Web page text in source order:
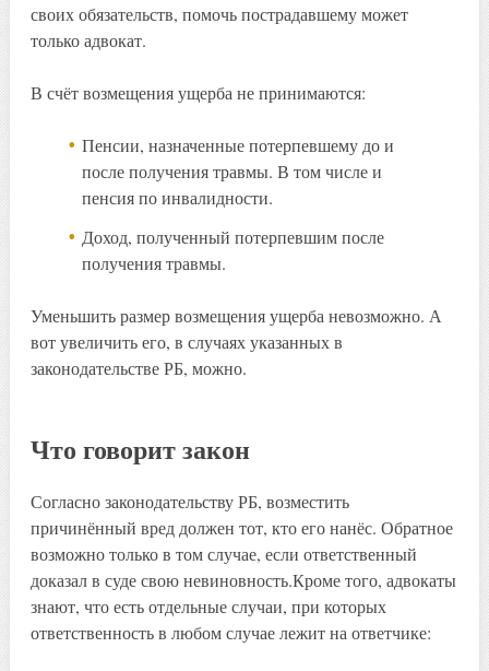
своих обязательств, помочь пострадавшему может
только адвокат.
В счёт возмещения ущерба не принимаются:
Пенсии, назначенные потерпевшему до и
после получения травмы. В том числе и
пенсия по инвалидности.
Доход, полученный потерпевшим после
получения травмы.
Уменьшить размер возмещения ущерба невозможно. А
вот увеличить его, в случаях указанных в
законодательстве РБ, можно.
Что говорит закон
Согласно законодательству РБ, возместить
причинённый вред должен тот, кто его нанёс. Обратное
возможно только в том случае, если ответственный
доказал в суде свою невиновность.Кроме того, адвокаты
знают, что есть отдельные случаи, при которых
ответственность в любом случае лежит на ответчике: